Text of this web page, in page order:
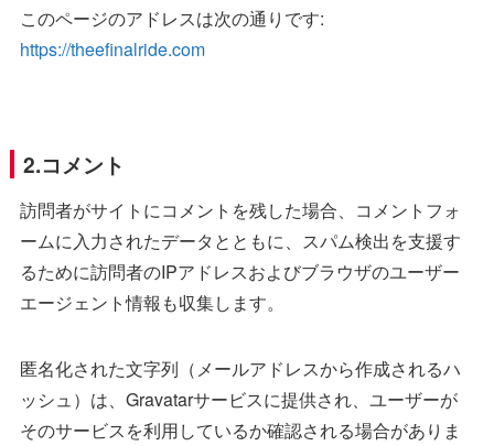
このページのアドレスは次の通りです:
https://theefinalride.com
2.コメント
訪問者がサイトにコメントを残した場合、コメントフォ
ームに入力されたデータとともに、スパム検出を支援す
るために訪問者のIPアドレスおよびブラウザのユーザー
エージェント情報も収集します。
匿名化された文字列（メールアドレスから作成されるハ
ッシュ）は、Gravatarサービスに提供され、ユーザーが
そのサービスを利用しているか確認される場合がありま